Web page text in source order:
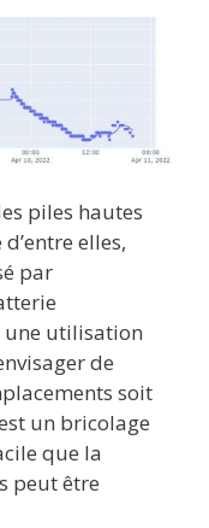
piles hautes
elles,
par
une utilisation
de
soit
un bricolage
que la
peut être